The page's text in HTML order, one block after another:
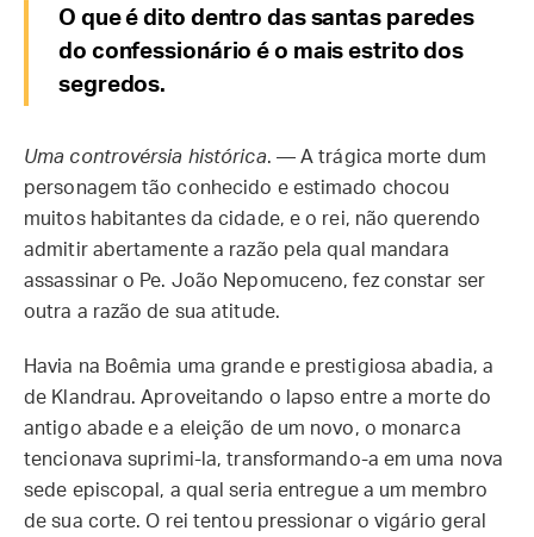
O que é dito dentro das santas paredes
do confessionário é o mais estrito dos
segredos.
Uma controvérsia histórica. — A trágica morte dum
personagem tão conhecido e estimado chocou
muitos habitantes da cidade, e o rei, não querendo
admitir abertamente a razão pela qual mandara
assassinar o Pe. João Nepomuceno, fez constar ser
outra a razão de sua atitude.
Havia na Boêmia uma grande e prestigiosa abadia, a
de Klandrau. Aproveitando o lapso entre a morte do
antigo abade e a eleição de um novo, o monarca
tencionava suprimi-la, transformando-a em uma nova
sede episcopal, a qual seria entregue a um membro
de sua corte. O rei tentou pressionar o vigário geral